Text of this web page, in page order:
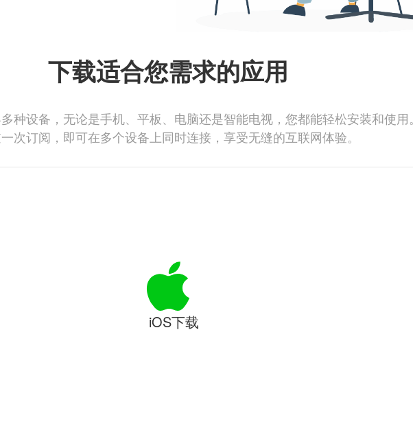
下载适合您需求的应用
种设备，无论是手机、平板、电脑还是智能电视，您都能轻松安装和使用。
次订阅，即可在多个设备上同时连接，享受无缝的互联网体验。
iOS下载